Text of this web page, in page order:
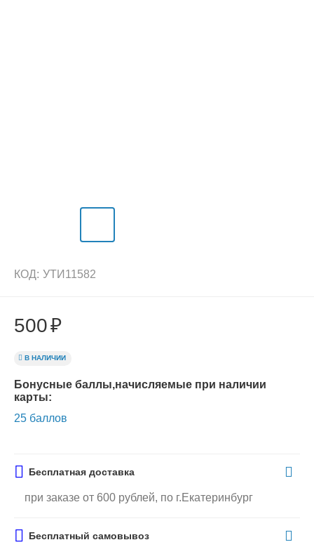
КОД: УТИ11582
500₽
В НАЛИЧИИ
Бонусные баллы,начисляемые при наличии
карты:
25 баллов
Бесплатная доставка
при заказе от 600 рублей, по г.Екатеринбург
Бесплатный самовывоз